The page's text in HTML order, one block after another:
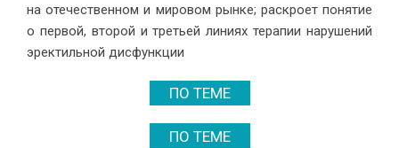
на оте­че­ствен­ном и ми­ро­вом рын­ке; рас­кро­ет по­ня­тие
о пер­вой, вто­рой и тре­тьей ли­ни­ях те­ра­пии на­ру­ше­ний
эрек­тиль­ной дис­функ­ции
ПО ТЕМЕ
ПО ТЕМЕ